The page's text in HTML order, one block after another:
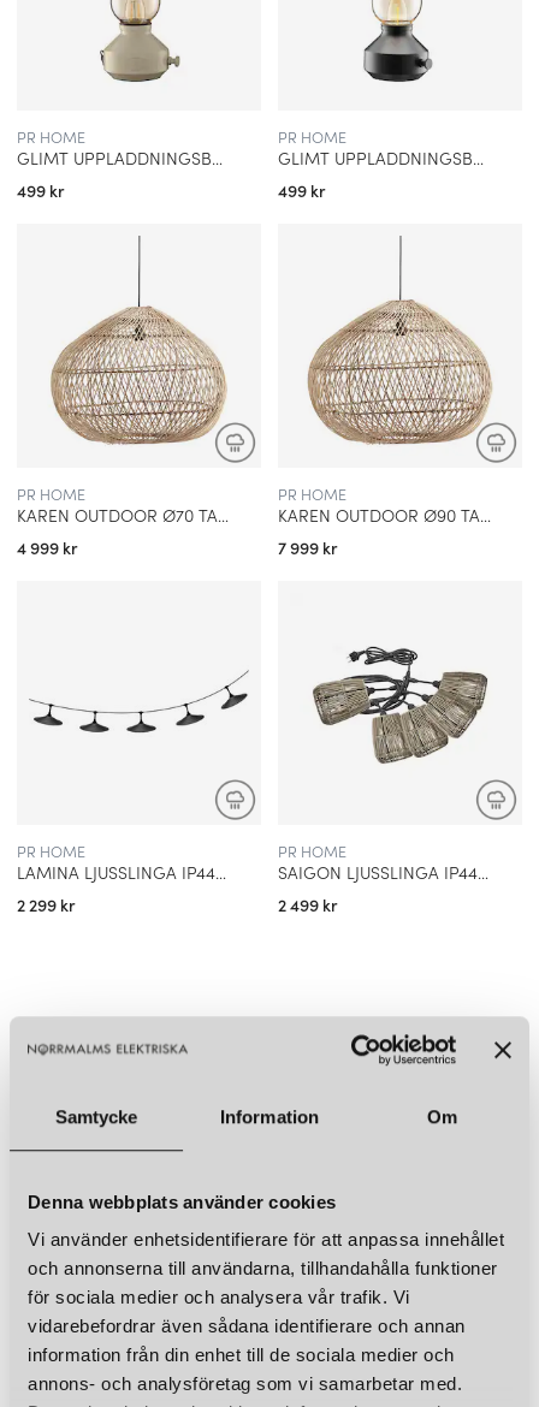
Samtycke Information Om
Denna webbplats använder cookies
Vi använder enhetsidentifierare för att anpassa innehållet
och annonserna till användarna, tillhandahålla funktioner
för sociala medier och analysera vår trafik. Vi
vidarebefordrar även sådana identifierare och annan
information från din enhet till de sociala medier och
annons- och analysföretag som vi samarbetar med.
PR HOME
GLIMT UPPLADDNINGSBAR BORDSLAMPA IP44 SAND/AMBER
499 kr
PR HOME
GLIMT UPPLADDNINGSBAR BORDSLAMPA IP44 SVART/AMBER
499 kr
PR HOME
KAREN OUTDOOR Ø70 TAKLAMPA NATUR
4 999 kr
PR HOME
KAREN OUTDOOR Ø90 TAKLAMPA NATUR
7 999 kr
PR HOME
LAMINA LJUSSLINGA IP44 SVART
2 299 kr
PR HOME
SAIGON LJUSSLINGA IP44 GRÅ
2 499 kr